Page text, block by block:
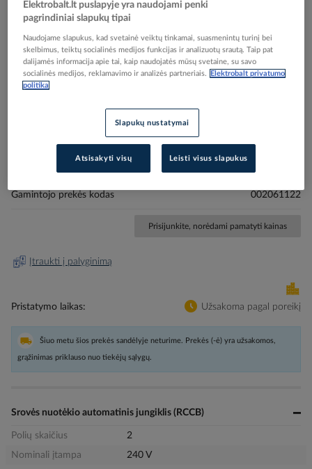
Skip
Reali prekė gali skirtis nuo pavaizduotos nuotraukoje
Relė srovės nuotėkio RCCB 2P 40A 100mA A-tipas
EFI-P2 A 40/0.1 - ETI
Gamintojo prekės kodas
002061122
Prisijunkite, norėdami pamatyti kainas
Įtraukti į palyginimą
Pristatymo laikas Užsakoma pagal poreikį
Šiuo metu šios prekės sandėlyje neturime. Prekės (-ė) yra užsakomos,
grąžinimas priklauso nuo tiekėjų sąlygų.
Srovės nuotėkio automatinis jungiklis (RCCB)
Polių skaičius
2
Nominali įtampa
240 V
Elektrobalt.lt puslapyje yra naudojami penki
pagrindiniai slapukų tipai
Naudojame slapukus, kad svetainė veiktų tinkamai, suasmenintų turinį bei
skelbimus, teiktų socialinės medijos funkcijas ir analizuotų srautą. Taip pat
dalijamės informacija apie tai, kaip naudojatės mūsų svetaine, su savo
socialinės medijos, reklamavimo ir analizės partneriais.
Elektrobalt privatumo
politika
Slapukų nustatymai
Atsisakyti visų Leisti visus slapukus